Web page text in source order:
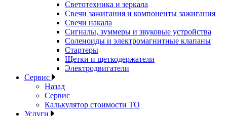
Светотехника и зеркала
Свечи зажигания и компоненты зажигания
Свечи накала
Сигналы, зуммеры и звуковые устройства
Соленоиды и электромагнитные клапаны
Стартеры
Щетки и щеткодержатели
Электродвигатели
Сервис
Назад
Сервис
Калькулятор стоимости ТО
Услуги